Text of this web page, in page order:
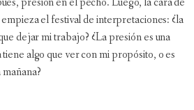
el festival de interpretaciones: ¿la
dejar mi trabajo? ¿La presión es una
algo que ver con mi propósito, o es